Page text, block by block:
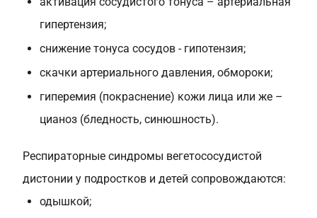
гипертензия;
снижение тонуса сосудов - гипотензия;
скачки артериального давления, обмороки;
гиперемия (покраснение) кожи лица или же –
цианоз (бледность, синюшность).
Респираторные синдромы вегетососудистой
дистонии у подростков и детей сопровождаются:
одышкой;